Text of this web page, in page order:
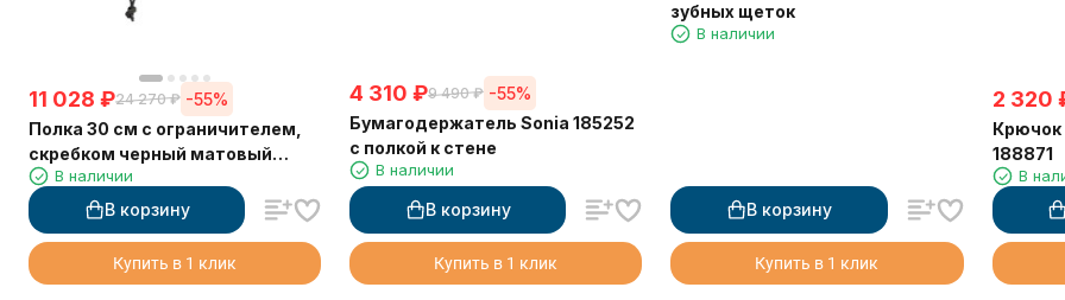
11 028 ₽24 270 ₽ -55%
Полка 30 см с ограничителем,
скребком черный матовый
Sonia 185306
В наличии
В корзину
Купить в 1 клик
4 310 ₽9 490 ₽ -55%
Бумагодержатель Sonia 185252
с полкой к стене
В наличии
В корзину
Купить в 1 клик
зубных щеток
В наличии
В корзину
Купить в 1 клик
2 320
Крючок
188871
В